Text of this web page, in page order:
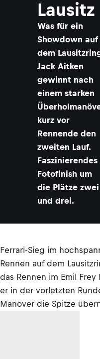
Lausitz
Was für ein
Showdown auf
dem
Jack Aitken
gewinnt nach
einem starken
kurz vor
Rennende den
zweiten Lauf.
Faszinierendes
Fotofinish um
die Plätze zwei
und drei.
Ferrari-Sieg im
Rennen auf dem
das Rennen im Emil
er in der vorletzten
Manöver die Spitze